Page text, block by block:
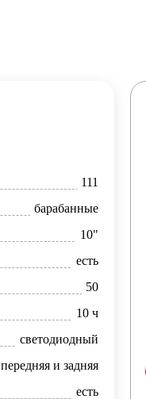
111
барабанные
10"
есть
50
10 ч
светодиодный
передняя и задняя
есть